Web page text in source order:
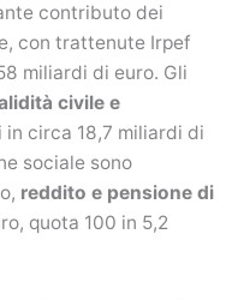
contributo dei
con trattenute Irpef
miliardi di euro. Gli
civile e
circa 18,7 miliardi di
sociale sono
reddito e pensione di
quota 100 in 5,2